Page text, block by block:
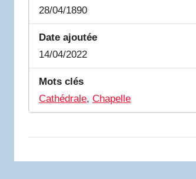
28/04/1890
Date ajoutée
14/04/2022
Mots clés
Cathédrale, Chapelle